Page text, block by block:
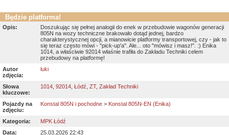
Będzie platforma!
Opis:
Doszukując się pełnej analogii do enek w przebudowie wagonów generacji
805N na wozy techniczne brakowało dotąd jednej, bardzo
charakterystycznej opcji, a mianowicie platformy transportowej, czy - jak to
się teraz często mówi - "pick-up'a". Ale... oto "mówisz i masz!". :) Enika
1014, a właściwie 92014 właśnie trafiła do Zakładu Techniki celem
przebudowy na platformę!
Autor
zdjęcia:
luki
Słowa
kluczowe:
1014 92014 Łódź ZT, Zakład Techniki
Pojazdy na
zdjęciu:
Konstal 805N i pochodne > Konstal 805N-EN (Enika)
Kategoria:
MPK Łódź
Data:
25.03.2026 22:43